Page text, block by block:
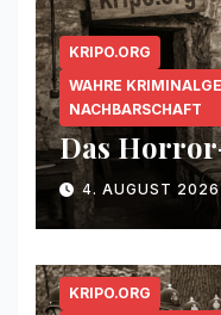
KRIPO.ORG
WAHRE
NACHBARSCHAFT
Das
4. AUGUST
KRIPO.ORG